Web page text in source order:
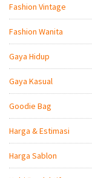
Fashion Vintage
Fashion Wanita
Gaya Hidup
Gaya Kasual
Goodie Bag
Harga & Estimasi
Harga Sablon